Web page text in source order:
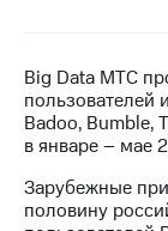
в
регионе
и акционерам
Big Data МТС
пользователей
Badoo, Bumble,
в январе – мае
Зарубежные
половину